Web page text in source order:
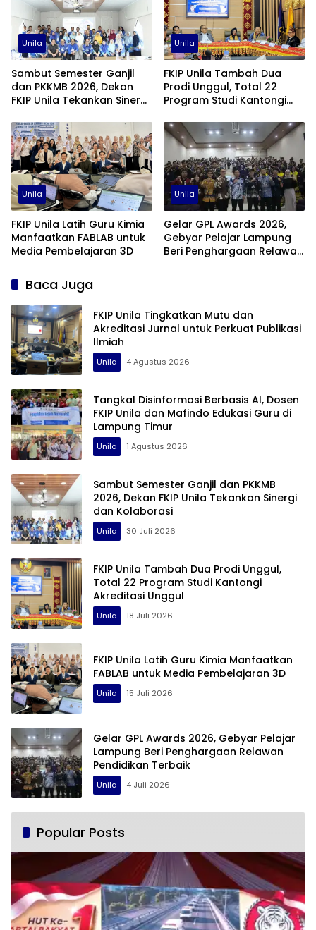
Unila
Sambut Semester Ganjil
dan PKKMB 2026, Dekan
FKIP Unila Tekankan Sinergi
Unila
FKIP Unila Tambah Dua
Prodi Unggul, Total 22
Program Studi Kantongi
Unila
FKIP Unila Latih Guru Kimia
Manfaatkan FABLAB untuk
Media Pembelajaran 3D
Unila
Gelar GPL Awards 2026,
Gebyar Pelajar Lampung
Beri Penghargaan Relawan
Baca Juga
FKIP Unila Tingkatkan Mutu dan
Akreditasi Jurnal untuk Perkuat Publikasi
Ilmiah
Unila 4 Agustus 2026
Tangkal Disinformasi Berbasis AI, Dosen
FKIP Unila dan Mafindo Edukasi Guru di
Lampung Timur
Unila 1 Agustus 2026
Sambut Semester Ganjil dan PKKMB
2026, Dekan FKIP Unila Tekankan Sinergi
dan Kolaborasi
Unila 30 Juli 2026
FKIP Unila Tambah Dua Prodi Unggul,
Total 22 Program Studi Kantongi
Akreditasi Unggul
Unila 18 Juli 2026
FKIP Unila Latih Guru Kimia Manfaatkan
FABLAB untuk Media Pembelajaran 3D
Unila 15 Juli 2026
Gelar GPL Awards 2026, Gebyar Pelajar
Lampung Beri Penghargaan Relawan
Pendidikan Terbaik
Unila 4 Juli 2026
Popular Posts